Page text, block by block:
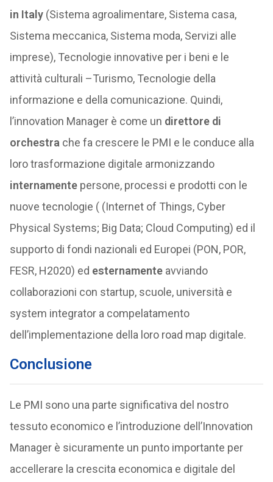
in Italy(Sistema agroalimentare, Sistema casa,
Sistema meccanica, Sistema moda, Servizi alle
imprese), Tecnologie innovative per i beni e le
attività culturali –Turismo, Tecnologie della
informazione e della comunicazione. Quindi,
l’innovation Manager è come un direttore di
orchestra che fa crescere le PMI e le conduce alla
loro trasformazione digitale armonizzando
internamente persone, processi e prodotti con le
nuove tecnologie ( (Internet of Things, Cyber
Physical Systems; Big Data; Cloud Computing) ed il
supporto di fondi nazionali ed Europei (PON, POR,
FESR, H2020) ed esternamente avviando
collaborazioni con startup, scuole, università e
system integrator a compelatamento
dell’implementazione della loro road map digitale.
Conclusione
Le PMI sono una parte significativa del nostro
tessuto economico e l’introduzione dell’Innovation
Manager è sicuramente un punto importante per
accellerare la crescita economica e digitale del